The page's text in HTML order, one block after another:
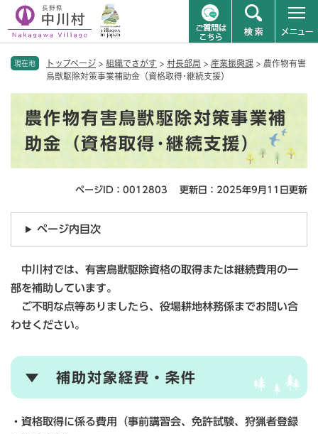
現在地 トップページ > 組織でさがす > 村長部局 > 産業振興課 > 農作物有害
鳥獣駆除対策事業補助金（資格取得･継続支援）
農作物有害鳥獣駆除対策事業補
助金（資格取得･継続支援）
ページID：0012803 更新日：2025年9月11日更新
ページ内目次
中川村では、有害鳥獣駆除資格の取得または継続費用の一
部を補助しています。
ご不明な点等ありましたら、役場耕地林務係までお問い合
わせください。
▼ 補助対象経費・条件
・資格取得に係る費用（事前講習会、免許試験、狩猟者登録